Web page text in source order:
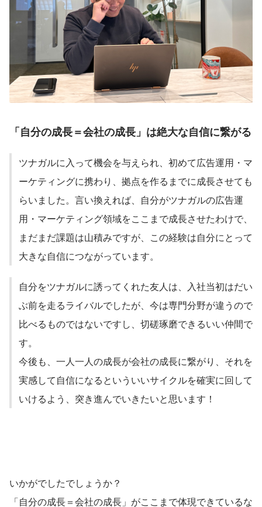
「自分の成長＝会社の成長」は絶大な自信に繋がる
ツナガルに入って機会を与えられ、初めて広告運用・マ
ーケティングに携わり、拠点を作るまでに成長させても
らいました。言い換えれば、自分がツナガルの広告運
用・マーケティング領域をここまで成長させたわけで、
まだまだ課題は山積みですが、この経験は自分にとって
大きな自信につながっています。
自分をツナガルに誘ってくれた友人は、入社当初はだい
ぶ前を走るライバルでしたが、今は専門分野が違うので
比べるものではないですし、切磋琢磨できるいい仲間で
す。
今後も、一人一人の成長が会社の成長に繋がり、それを
実感して自信になるといういいサイクルを確実に回して
いかがでしたでしょうか？
「自分の成長＝会社の成長」がここまで体現できているな